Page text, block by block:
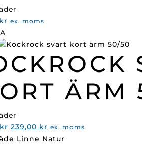
kr ex. moms
ÄRM
kr Det
ursprungliga
239,00 kr Det
nuvarande
ex. moms